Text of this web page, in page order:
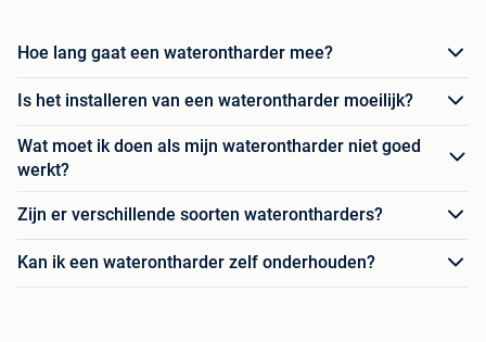
Hoe lang gaat een waterontharder mee?
Is het installeren van een waterontharder moeilijk?
Wat moet ik doen als mijn waterontharder niet goed
werkt?
Zijn er verschillende soorten waterontharders?
Kan ik een waterontharder zelf onderhouden?